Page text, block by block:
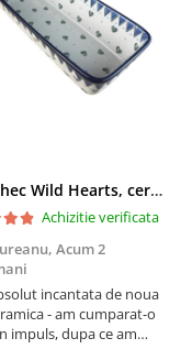
Tava chec Wild Hearts, ceramica smaltuita, pictata manual, 31,0 X 12,0 cm
Achizitie verificata
Acum 2
incantata de noua
- am cumparat-o
impuls, dupa ce am